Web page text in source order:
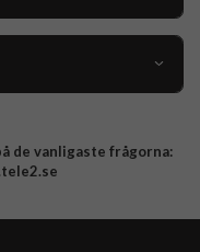
de vanligaste frågorna: